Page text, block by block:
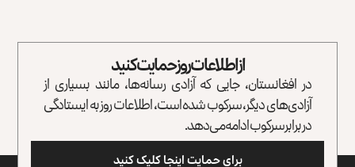
از اطلاعات روز حمایت کنید
در افغانستان، جایی که آزادی رسانه‌ها، مانند بسیاری از
آزادی‌های دیگر، سرکوب شده است، اطلاعات روز به ایستادگی
در برابر سرکوب ادامه می‌دهد.
برای حمایت اینجا کلیک کنید